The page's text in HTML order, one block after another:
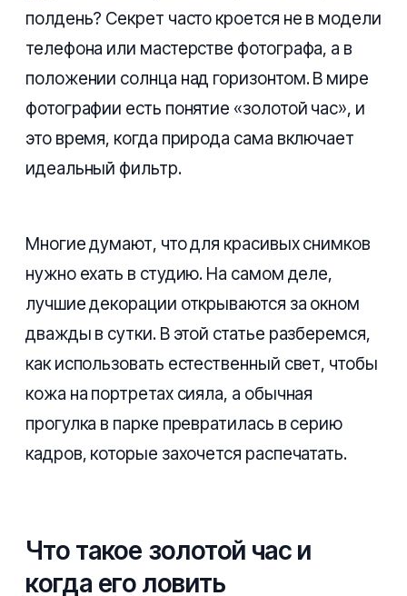
полдень? Секрет часто кроется не в модели
телефона или мастерстве фотографа, а в
положении солнца над горизонтом. В мире
фотографии есть понятие «золотой час», и
это время, когда природа сама включает
идеальный фильтр.
Многие думают, что для красивых снимков
нужно ехать в студию. На самом деле,
лучшие декорации открываются за окном
дважды в сутки. В этой статье разберемся,
как использовать естественный свет, чтобы
кожа на портретах сияла, а обычная
прогулка в парке превратилась в серию
кадров, которые захочется распечатать.
Что такое золотой час и
когда его ловить